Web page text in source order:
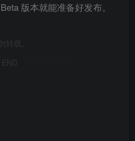
版本就能准备好发布。
载。